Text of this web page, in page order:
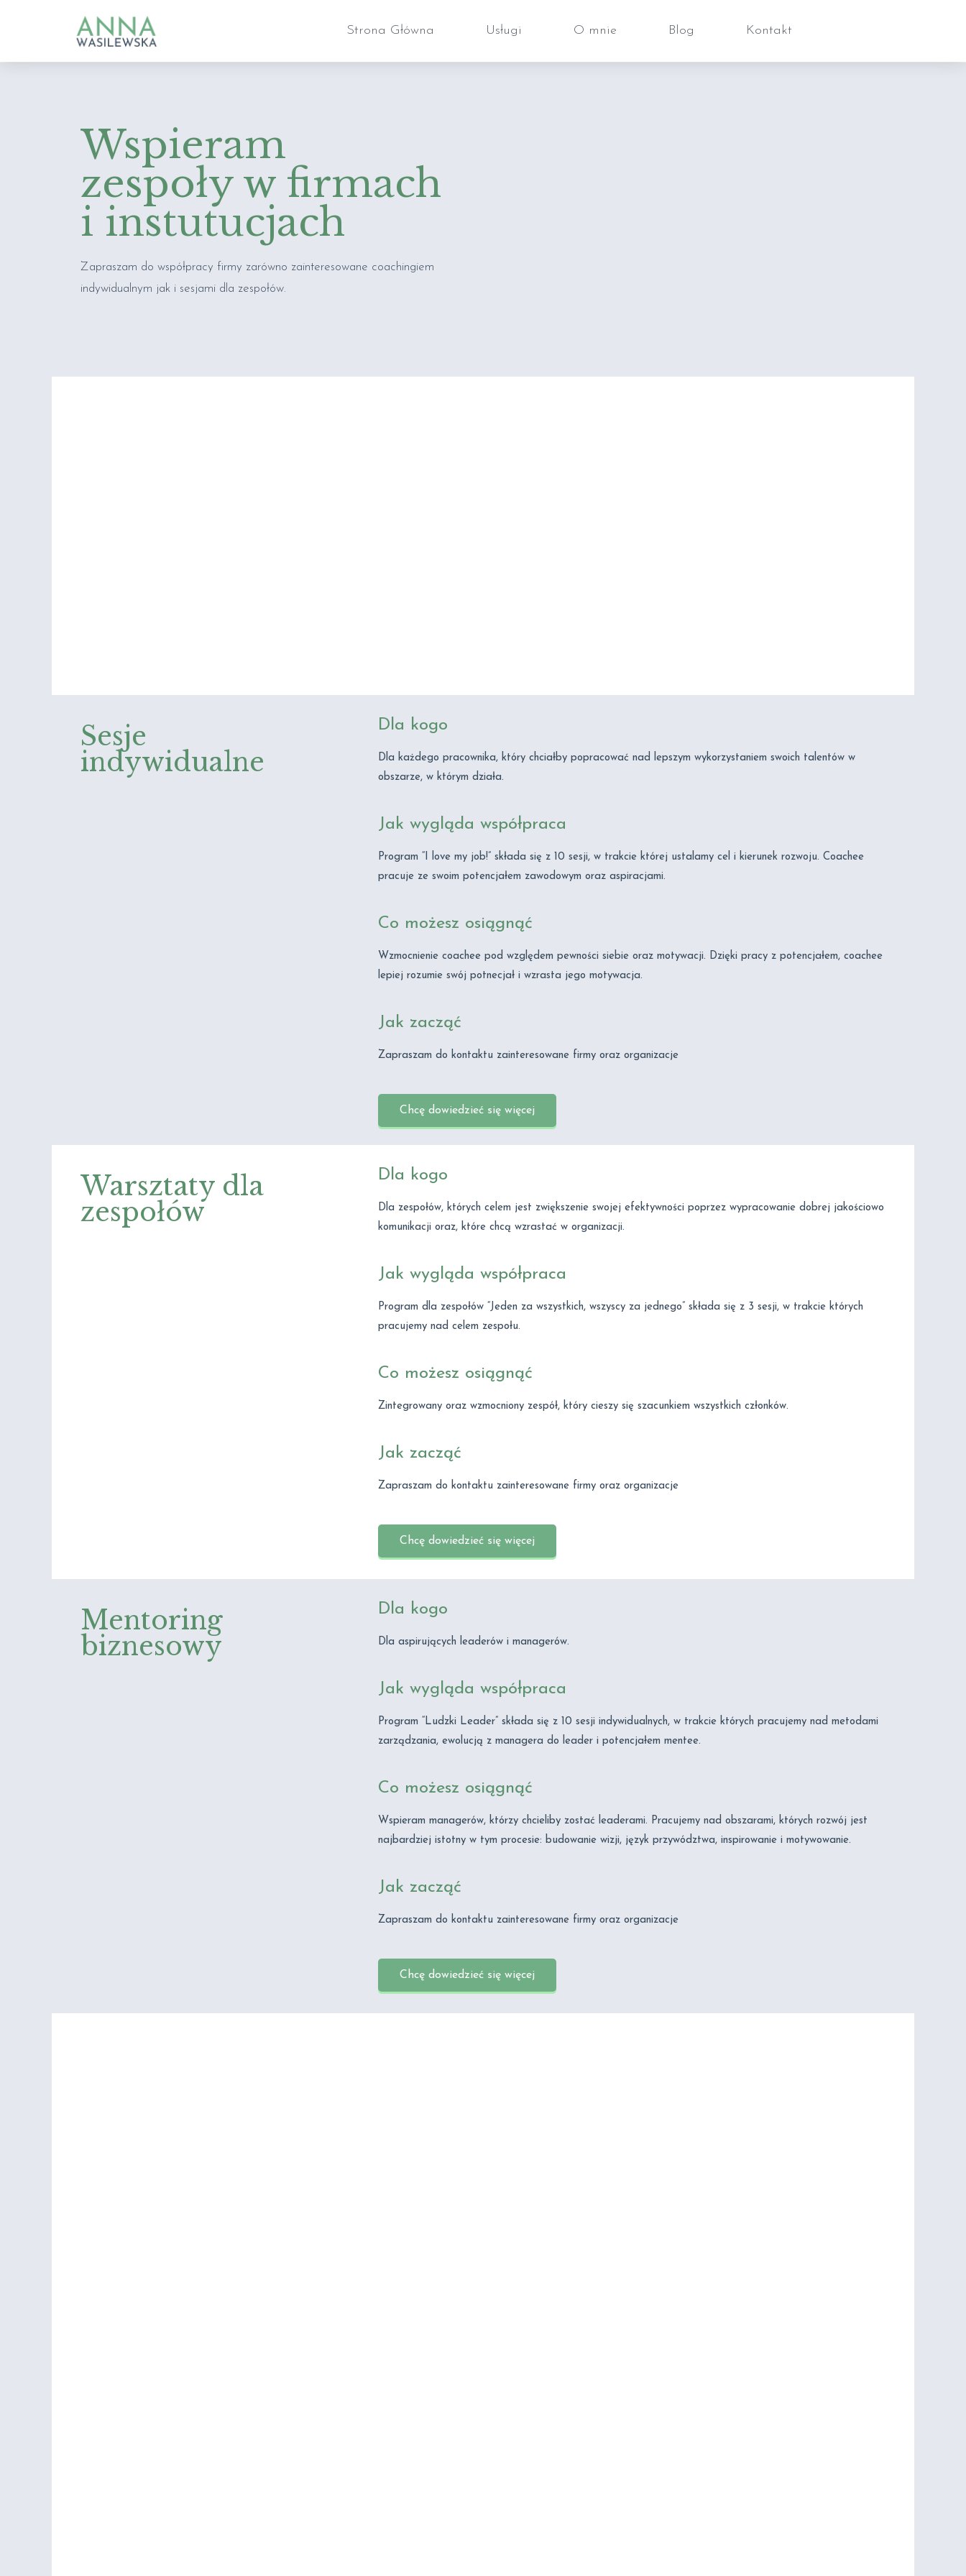
Strona Główna Usługi O mnie Blog Kontakt
Wspieram
zespoły w firmach
i instutucjach
Zapraszam do współpracy firmy zarówno zainteresowane coachingiem
indywidualnym jak i sesjami dla zespołów.
Sesje
indywidualne
Dla kogo
Dla każdego pracownika, który chciałby popracować nad lepszym wykorzystaniem swoich talentów w
obszarze, w którym działa.
Jak wygląda współpraca
Program “I love my job!” składa się z 10 sesji, w trakcie której ustalamy cel i kierunek rozwoju. Coachee
pracuje ze swoim potencjałem zawodowym oraz aspiracjami.
Co możesz osiągnąć
Wzmocnienie coachee pod względem pewności siebie oraz motywacji. Dzięki pracy z potencjałem, coachee
lepiej rozumie swój potnecjał i wzrasta jego motywacja.
Jak zacząć
Zapraszam do kontaktu zainteresowane firmy oraz organizacje
Chcę dowiedzieć się więcej
Warsztaty dla
zespołów
Dla kogo
Dla zespołów, których celem jest zwiększenie swojej efektywności poprzez wypracowanie dobrej jakościowo
komunikacji oraz, które chcą wzrastać w organizacji.
Jak wygląda współpraca
Program dla zespołów “Jeden za wszystkich, wszyscy za jednego” składa się z 3 sesji, w trakcie których
pracujemy nad celem zespołu.
Co możesz osiągnąć
Zintegrowany oraz wzmocniony zespół, który cieszy się szacunkiem wszystkich członków.
Jak zacząć
Zapraszam do kontaktu zainteresowane firmy oraz organizacje
Chcę dowiedzieć się więcej
Mentoring
biznesowy
Dla kogo
Dla aspirujących leaderów i managerów.
Jak wygląda współpraca
Program “Ludzki Leader” składa się z 10 sesji indywidualnych, w trakcie których pracujemy nad metodami
zarządzania, ewolucją z managera do leader i potencjałem mentee.
Co możesz osiągnąć
Wspieram managerów, którzy chcieliby zostać leaderami. Pracujemy nad obszarami, których rozwój jest
najbardziej istotny w tym procesie: budowanie wizji, język przywództwa, inspirowanie i motywowanie.
Jak zacząć
Zapraszam do kontaktu zainteresowane firmy oraz organizacje
Chcę dowiedzieć się więcej